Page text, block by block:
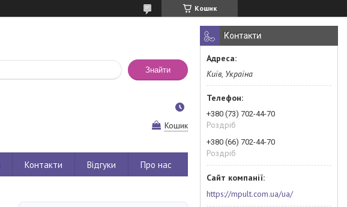
Кошик
Знайти
Кошик
Контакти Відгуки Про нас
Контакти
Київ, Україна
+380 (73) 702-44-70
Роздріб
+380 (66) 702-44-70
Роздріб
https://mpult.com.ua/ua/